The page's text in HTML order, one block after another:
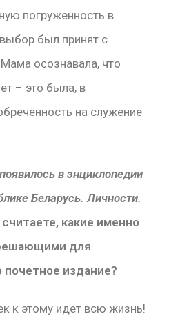
погруженность в
был принят с
осознавала, что
– это была, в
на служение
в энциклопедии
Беларусь. Личности.
какие именно
для
издание?
к этому идет всю жизнь!